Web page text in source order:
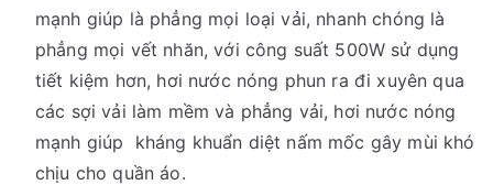
mạnh giúp là phẳng mọi loại vải, nhanh chóng là
phẳng mọi vết nhăn, với công suất 500W sử dụng
tiết kiệm hơn, hơi nước nóng phun ra đi xuyên qua
các sợi vải làm mềm và phẳng vải, hơi nước nóng
mạnh giúp kháng khuẩn diệt nấm mốc gây mùi khó
chịu cho quần áo.